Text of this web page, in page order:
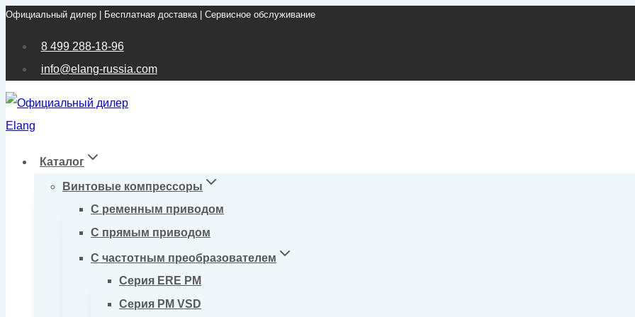
Перейти
Официальный дилер | Бесплатная доставка | Сервисное обслуживание
8 499 288-18-96
info@elang-russia.com
Каталог
Винтовые компрессоры
С ременным приводом
С прямым приводом
С частотным преобразователем
Серия ERE PM
Серия PM VSD